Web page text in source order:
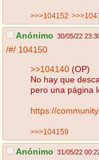
>>>104152
Anónimo 30/05/22
/#/ 104150
>>104140 (OP)
No hay que
pero una página
https://
>>>104159
Anónimo 31/05/22